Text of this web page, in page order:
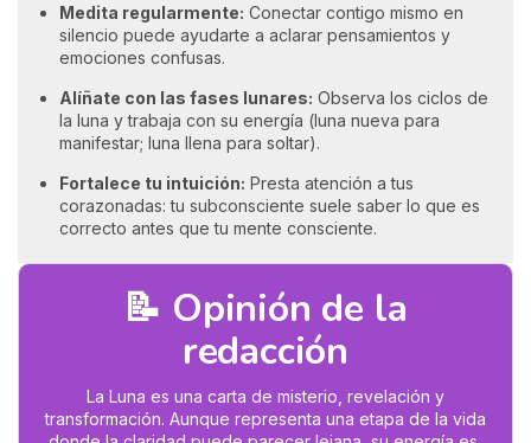
Medita regularmente: Conectar contigo mismo en
silencio puede ayudarte a aclarar pensamientos y
emociones confusas.
Alíñate con las fases lunares: Observa los ciclos de
la luna y trabaja con su energía (luna nueva para
manifestar; luna llena para soltar).
Fortalece tu intuición: Presta atención a tus
corazonadas: tu subconsciente suele saber lo que es
correcto antes que tu mente consciente.
📝 Opinión de la
redacción
La Luna es una carta de misterio, revelación y
transformación. Aunque representa una etapa de la vida